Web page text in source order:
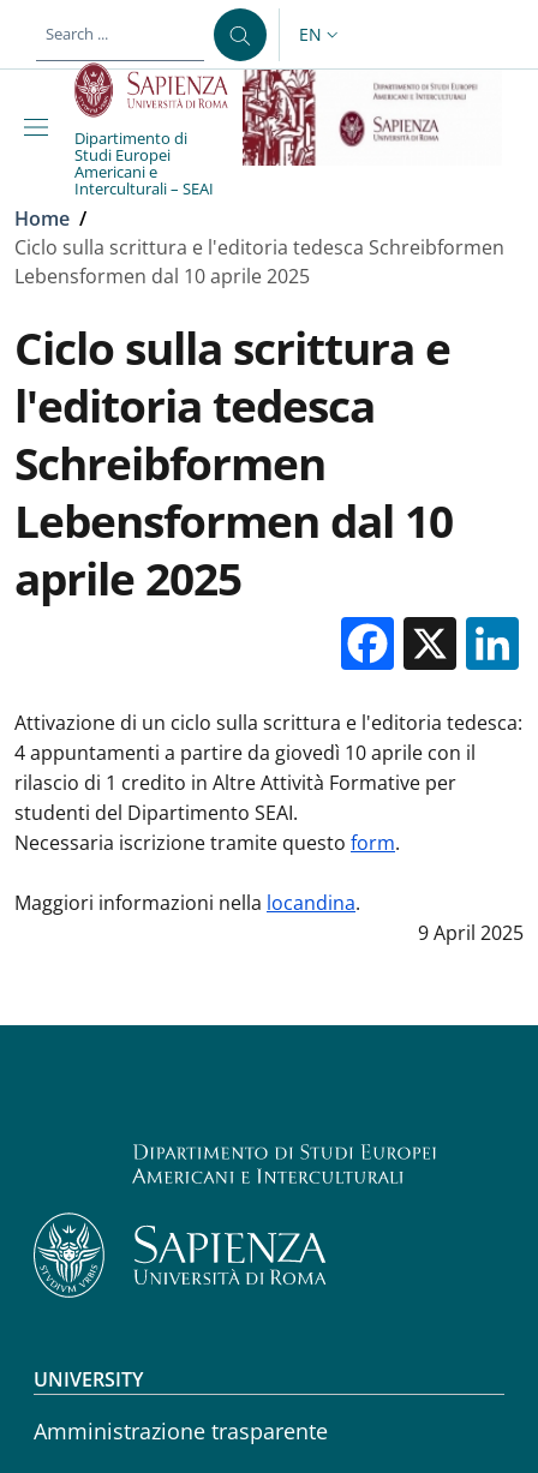
LANGUAGE SWITCHER:
EN
Dipartimento di
Studi Europei
Americani e
Interculturali – SEAI
Breadcrumb
Home /
Ciclo sulla scrittura e l'editoria tedesca Schreibformen
Lebensformen dal 10 aprile 2025
Ciclo sulla scrittura e
l'editoria tedesca
Schreibformen
Lebensformen dal 10
aprile 2025
X
Attivazione di un ciclo sulla scrittura e l'editoria tedesca:
4 appuntamenti a partire da giovedì 10 aprile con il
rilascio di 1 credito in Altre Attività Formative per
studenti del Dipartimento SEAI.
Necessaria iscrizione tramite questo form.
Maggiori informazioni nella locandina.
Data notizia
9 April 2025
Footer menu
UNIVERSITY
Amministrazione trasparente